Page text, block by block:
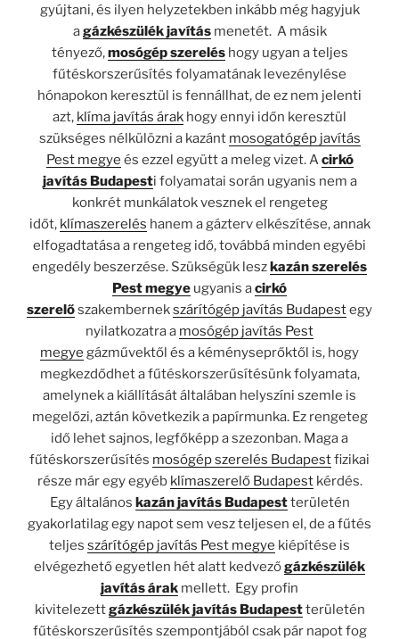
gyújtani, és ilyen helyzetekben inkább még hagyjuk
agázkészülék javításmenetét. A másik
tényező,mosógép szereléshogy ugyan a teljes
fűtéskorszerűsítés folyamatának levezénylése
hónapokon keresztül is fennállhat, de ez nem jelenti
azt, klíma javítás árak hogy ennyi időn keresztül
szükséges nélkülözni a kazánt mosogatógép javítás
Pest megye és ezzel együtt a meleg vizet. Acirkó
javítás Budapesti folyamatai során ugyanis nem a
konkrét munkálatok vesznek el rengeteg
időt, klímaszerelés hanem a gázterv elkészítése, annak
elfogadtatása a rengeteg idő, továbbá minden egyébi
engedély beszerzése. Szükségük leszkazán szerelés
Pest megye ugyanis acirkó
szerelőszakembernekszárítógép javítás Budapestegy
nyilatkozatra a mosógép javítás Pest
megye gázművektől és a kéményseprőktől is, hogy
megkezdődhet a fűtéskorszerűsítésünk folyamata,
amelynek a kiállítását általában helyszíni szemle is
megelőzi, aztán következik a papírmunka. Ez rengeteg
idő lehet sajnos, legfőképp a szezonban. Maga a
fűtéskorszerűsítés mosógép szerelés Budapestfizikai
része már egy egyéb klímaszerelő Budapestkérdés.
Egy általános kazán javítás Budapestterületén
gyakorlatilag egy napot sem vesz teljesen el, de a fűtés
teljes szárítógép javítás Pest megye kiépítése is
elvégezhető egyetlen hét alatt kedvezőgázkészülék
javítás árak mellett. Egy profin
kivitelezettgázkészülék javítás Budapestterületén
fűtéskorszerűsítés szempontjából csak pár napot fog